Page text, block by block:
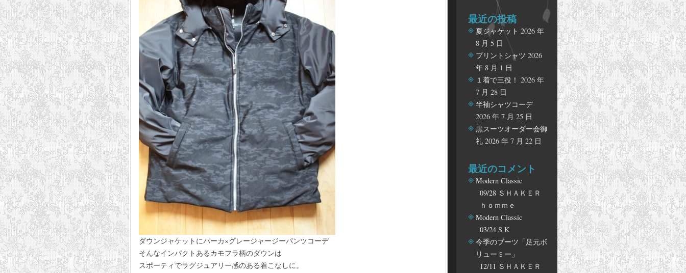
ダウンジャケットにパーカ×グレージャージーパンツコーデ
そんなインパクトあるカモフラ柄のダウンは
スポーティでラグジュアリー感のある着こなしに。
最近の投稿
夏ジャケット 2026 年
8 月 5 日
プリントシャツ 2026
年 8 月 1 日
１着で三役！ 2026 年
7 月 28 日
半袖シャツコーデ
2026 年 7 月 25 日
黒スーツオーダー会御
礼 2026 年 7 月 22 日
最近のコメント
Modern Classic
09/28 ＳＨＡＫＥＲ
ｈｏｍｍｅ
Modern Classic
03/24 S K
今季のブーツ「足元ボ
リューミー」
12/11 ＳＨＡＫＥＲ